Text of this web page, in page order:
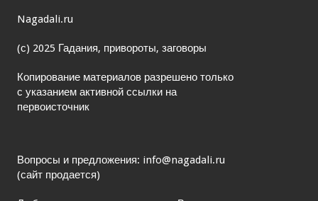
Nagadali.ru
(с) 2025 Гадания, привороты, заговоры
Копирование материалов разрешено только
с указанием активной ссылки на
первоисточник
Вопросы и предложения: info@nagadali.ru
(сайт продается)